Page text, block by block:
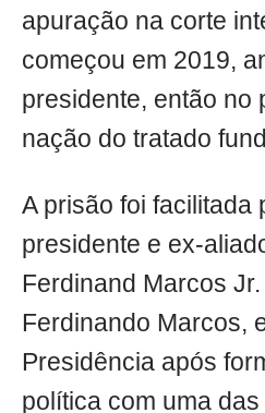
apuração na corte
começou em 2019,
presidente, então no
nação do tratado
A prisão foi facilitada
presidente e ex-
Ferdinand Marcos
Ferdinando Marcos,
Presidência após
política com uma